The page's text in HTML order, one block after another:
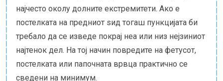
најчесто околу долните екстремитети. Ако е
постелката на предниот ѕид тогаш пункцијата би
требало да се изведе покрај неа или низ нејзиниот
најтенок дел. На тој начин повредите на фетусот,
постелката или папочната врвца практично се
сведени на минимум.